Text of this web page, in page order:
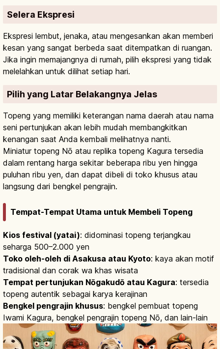
Selera Ekspresi
Ekspresi lembut, jenaka, atau mengesankan akan memberi
kesan yang sangat berbeda saat ditempatkan di ruangan.
Jika ingin memajangnya di rumah, pilih ekspresi yang tidak
melelahkan untuk dilihat setiap hari.
Pilih yang Latar Belakangnya Jelas
Topeng yang memiliki keterangan nama daerah atau nama
seni pertunjukan akan lebih mudah membangkitkan
kenangan saat Anda kembali melihatnya nanti.
Miniatur topeng Nō atau replika topeng Kagura tersedia
dalam rentang harga sekitar beberapa ribu yen hingga
puluhan ribu yen, dan dapat dibeli di toko khusus atau
langsung dari bengkel pengrajin.
Tempat-Tempat Utama untuk Membeli Topeng
Kios festival (yatai): didominasi topeng terjangkau
seharga 500–2.000 yen
Toko oleh-oleh di Asakusa atau Kyoto: kaya akan motif
tradisional dan corak wa khas wisata
Tempat pertunjukan Nōgakudō atau Kagura: tersedia
topeng autentik sebagai karya kerajinan
Bengkel pengrajin khusus: bengkel pembuat topeng
Iwami Kagura, bengkel pengrajin topeng Nō, dan lain-lain